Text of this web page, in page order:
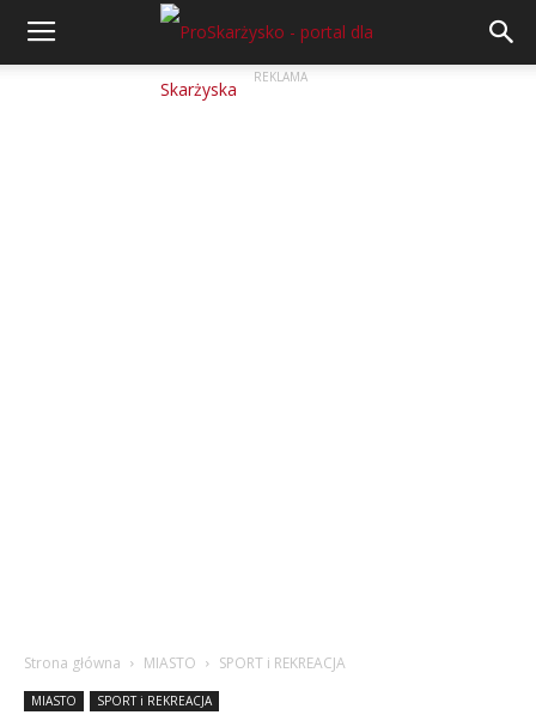
REKLAMA
Strona główna MIASTO SPORT i REKREACJA
MIASTO SPORT i REKREACJA